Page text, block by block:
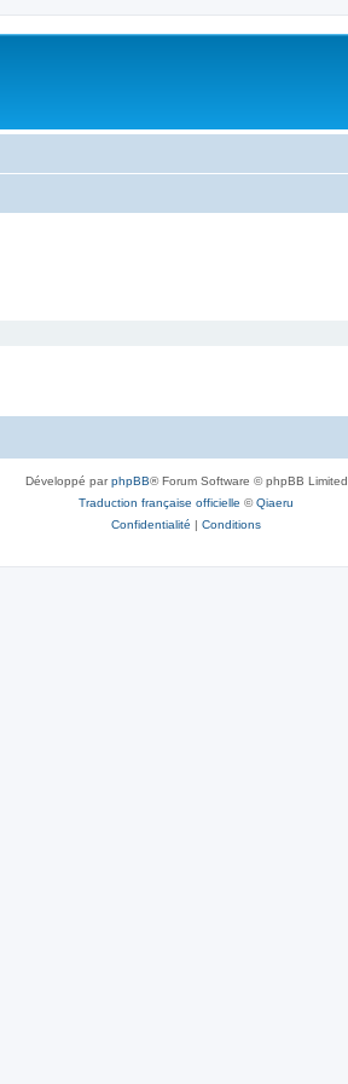
Développé parphpBB® Forum Software © phpBB Limited
Traduction française officielle ©Qiaeru
Confidentialité | Conditions